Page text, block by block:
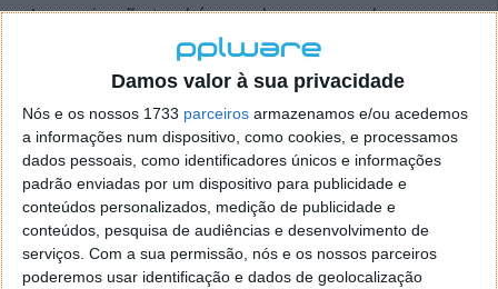
Damos valor à sua privacidade
Nós e os nossos 1733 parceiros armazenamos e/ou acedemos
a informações num dispositivo, como cookies, e processamos
dados pessoais, como identificadores únicos e informações
padrão enviadas por um dispositivo para publicidade e
conteúdos personalizados, medição de publicidade e
conteúdos, pesquisa de audiências e desenvolvimento de
serviços. Com a sua permissão, nós e os nossos parceiros
poderemos usar identificação e dados de geolocalização
A organização também recebe uma grande
atualização com a Assistente de Notas na Samsung
Notes, com resumos gerados por IA e a criação de
modelos que simplificam as notas com formatos
pré-concebidos, bem como, a criação de capas para
tornar as notas fáceis de identificar através de uma
pré-visualização. Para gravações de voz, mesmo
quando existem vários interlucotores, o Assistente
de Transcrição7 utiliza a tecnologia IA e Discurso
para Texto para transcrever, resumir e até traduzir
gravações.